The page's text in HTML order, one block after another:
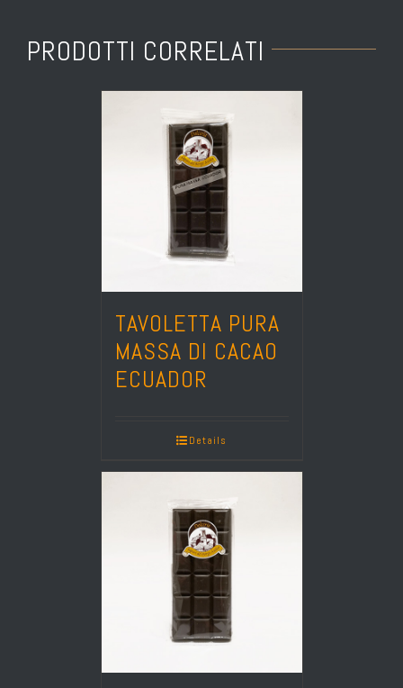
PRODOTTI CORRELATI
TAVOLETTA PURA
MASSA DI CACAO
ECUADOR
Details